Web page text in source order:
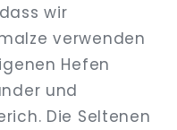
wir
verwenden
Hefen
und
Die Seltenen